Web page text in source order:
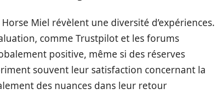
Miel révèlent une diversité d’expériences.
comme Trustpilot et les forums
positive, même si des réserves
souvent leur satisfaction concernant la
des nuances dans leur retour